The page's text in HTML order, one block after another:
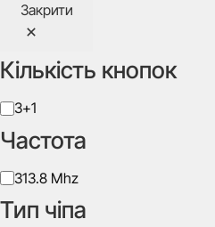
Закрити
Кількість кнопок
Кількість
кнопок
3+1
Частота
Частота
313.8 Mhz
Тип чіпа